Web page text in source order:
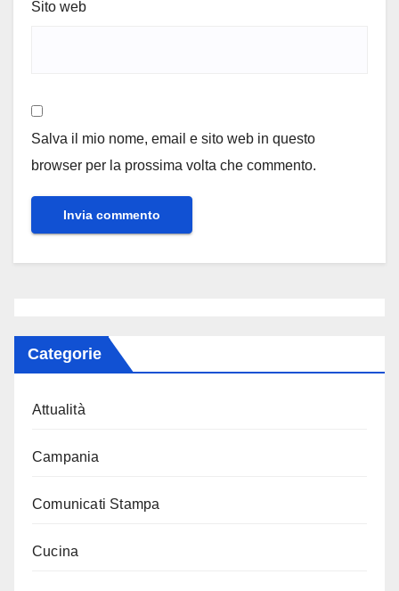
Sito web
Salva il mio nome, email e sito web in questo
browser per la prossima volta che commento.
Categorie
Attualità
Campania
Comunicati Stampa
Cucina